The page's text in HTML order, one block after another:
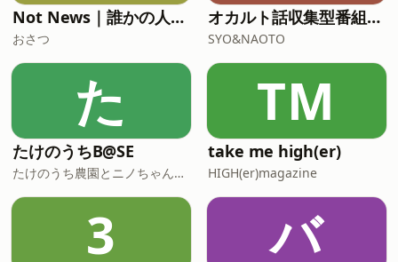
Not News｜誰かの人生について
おさつ
オカルト話収集型番組【オカルト⭐︎バレー】
SYO&NAOTO
た
たけのうちB@SE
たけのうち農園とニノちゃん、春キンさん、Keiさん、め組さん
TM
take me high(er)
HIGH(er)magazine
3 バ